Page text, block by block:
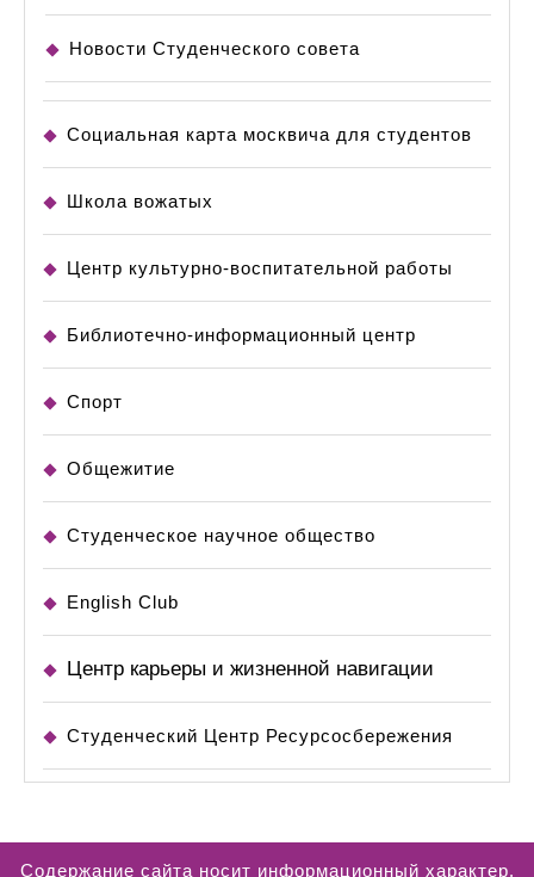
Новости Студенческого совета
Социальная карта москвича для студентов
Школа вожатых
Центр культурно-воспитательной работы
Библиотечно-информационный центр
Спорт
Общежитие
Студенческое научное общество
English Club
Центр карьеры и жизненной навигации
Студенческий Центр Ресурсосбережения
Содержание сайта носит информационный характер.